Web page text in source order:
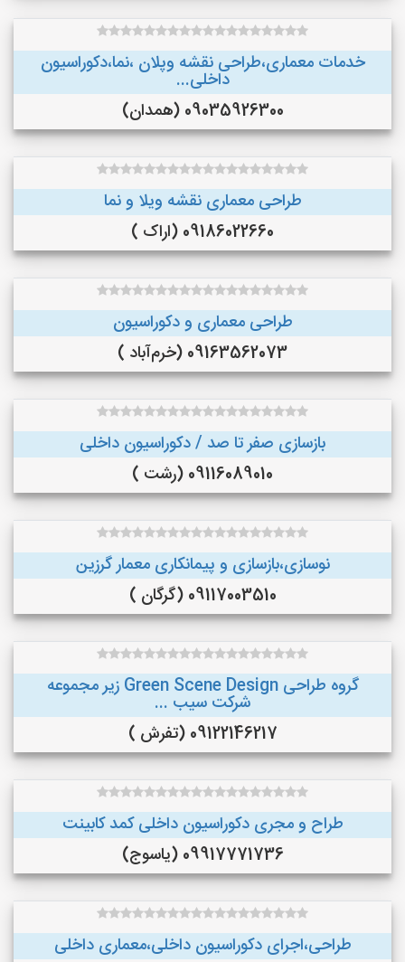
خدمات معماری،طراحی نقشه وپلان ،نما،دکوراسیون
داخلی...
09035926300 (همدان)
طراحی معماری نقشه ویلا و نما
09186022660 (اراک )
طراحی معماری و دکوراسیون
09163562073 (خرم‌آباد )
بازسازی صفر تا صد / دکوراسیون داخلی
09116089010 (رشت )
نوسازی،بازسازی و پیمانکاری معمار گرزین
09117003510 (گرگان )
گروه طراحی Green Scene Design زیر مجموعه
شرکت سیب ...
09122146217 (تفرش )
طراح و مجری دکوراسیون داخلی کمد کابینت
09917771736 (یاسوج)
طراحی،اجرای دکوراسیون داخلی،معماری داخلی